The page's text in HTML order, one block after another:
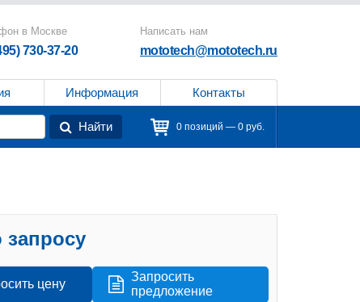
в Москве
730-37-20
Написать нам
mototech@mototech.ru
Информация Контакты
Найти 0 позиций — 0 руб.
запросу
цену
Запросить
предложение